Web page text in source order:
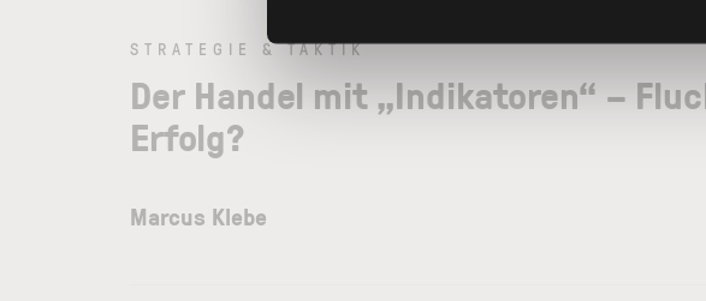
STRATEGIE & TAKTIK
Der Handel mit „Indikatoren“ –
Erfolg?
Marcus Klebe